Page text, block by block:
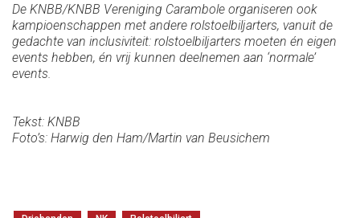
De KNBB/KNBB Vereniging Carambole organiseren ook
kampioenschappen met andere rolstoelbiljarters, vanuit de
gedachte van inclusiviteit: rolstoelbiljarters moeten én eigen
events hebben, én vrij kunnen deelnemen aan ‘normale’
events.
Tekst: KNBB
Foto’s: Harwig den Ham/Martin van Beusichem